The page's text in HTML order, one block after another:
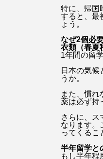
特に、帰国
すると、最
ょう。
なぜ2個必
衣類（春夏
1年間の留
日本の気候
うか。
また、慣
薬は必ず持
さらに、ス
なります。
ってくるこ
半年留学と
もし半年程